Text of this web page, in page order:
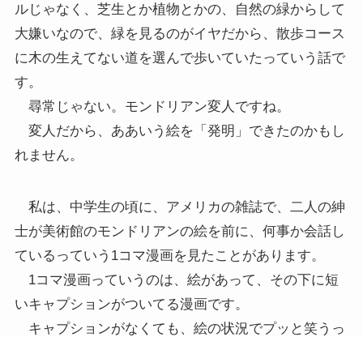
ルじゃなく、芝生とか植物とかの、自然の緑からして
大嫌いなので、緑を見るのがイヤだから、散歩コース
に木の生えてない道を選んで歩いていたっていう話で
す。
尋常じゃない。モンドリアン変人ですね。
変人だから、ああいう絵を「発明」できたのかもし
れません。
私は、中学生の頃に、アメリカの雑誌で、二人の紳
士が美術館のモンドリアンの絵を前に、何事か会話し
ているっていう1コマ漫画を見たことがあります。
1コマ漫画っていうのは、絵があって、その下に短
いキャプションがついてる漫画です。
キャプションがなくても、絵の状況でプッと笑うっ